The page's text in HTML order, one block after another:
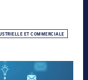
ET COMMERCIALE